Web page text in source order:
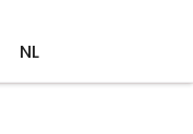
NL